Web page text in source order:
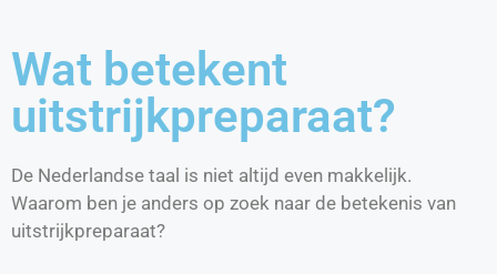
Wat betekent
uitstrijkpreparaat?
De Nederlandse taal is niet altijd even makkelijk.
Waarom ben je anders op zoek naar de betekenis van
uitstrijkpreparaat?